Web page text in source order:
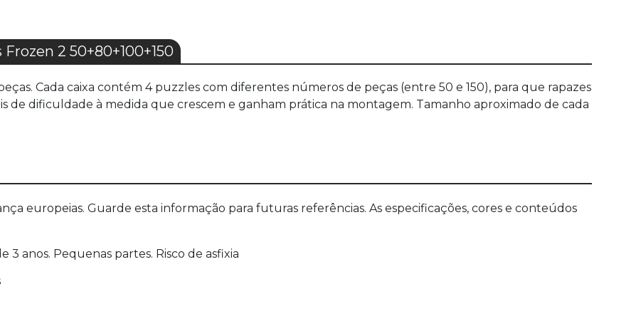
2 50+80+100+150
Cada caixa contém 4 puzzles com diferentes números de peças (entre 50 e 150), para que rapazes
de dificuldade à medida que crescem e ganham prática na montagem. Tamanho aproximado de cada
europeias. Guarde esta informação para futuras referências. As especificações, cores e conteúdos
3 anos. Pequenas partes. Risco de asfixia